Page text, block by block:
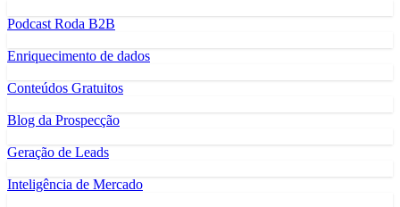
Podcast Roda B2B
Enriquecimento de dados
Conteúdos Gratuitos
Blog da Prospecção
Geração de Leads
Inteligência de Mercado